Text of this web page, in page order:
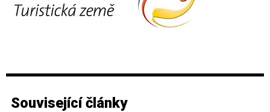
Související články